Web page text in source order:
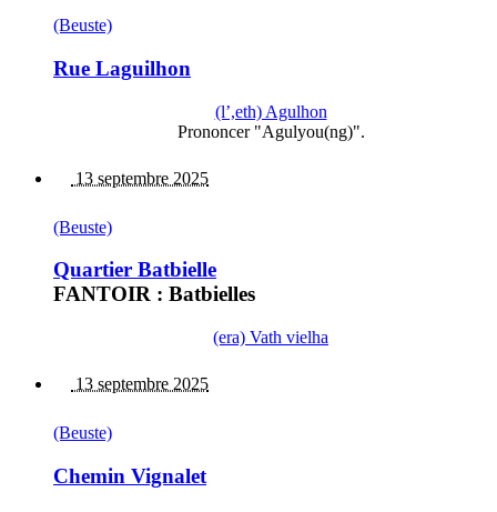
(Beuste)
Rue Laguilhon
(l’,eth) Agulhon
Prononcer "Agulyou(ng)".
13 septembre 2025
(Beuste)
Quartier Batbielle
FANTOIR : Batbielles
(era) Vath vielha
13 septembre 2025
(Beuste)
Chemin Vignalet